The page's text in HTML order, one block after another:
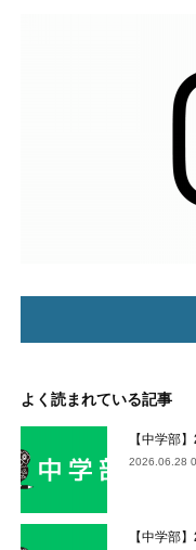
よく読まれている記事
【中学部
2026.06.28
【中学部